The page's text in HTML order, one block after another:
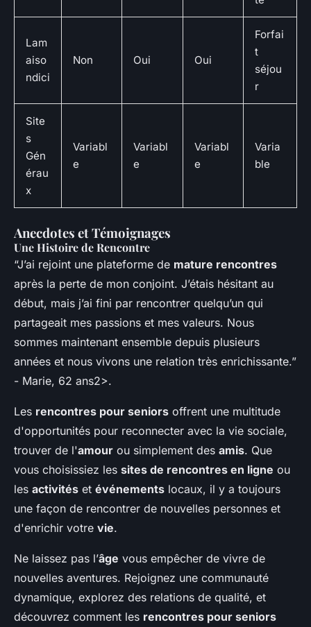
Lam
aiso
ndici
Non Oui Oui
Forfai
t
séjou
r
Site
s
Gén
érau
x
Variabl
e
Variabl
e
Variabl
e
Varia
ble
Anecdotes et Témoignages
Une Histoire de Rencontre
“J’ai rejoint une plateforme de mature rencontres
après la perte de mon conjoint. J’étais hésitant au
début, mais j’ai fini par rencontrer quelqu’un qui
partageait mes passions et mes valeurs. Nous
sommes maintenant ensemble depuis plusieurs
années et nous vivons une relation très enrichissante.”
- Marie, 62 ans2>.
Les rencontres pour seniors offrent une multitude
d'opportunités pour reconnecter avec la vie sociale,
trouver de l'amour ou simplement des amis. Que
vous choisissiez les sites de rencontres en ligne ou
les activités et événements locaux, il y a toujours
une façon de rencontrer de nouvelles personnes et
d'enrichir votre vie.
Ne laissez pas l’âge vous empêcher de vivre de
nouvelles aventures. Rejoignez une communauté
dynamique, explorez des relations de qualité, et
découvrez comment les rencontres pour seniors